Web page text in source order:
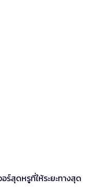
ร์สุดหรูที่ให้ระยะทางสุด